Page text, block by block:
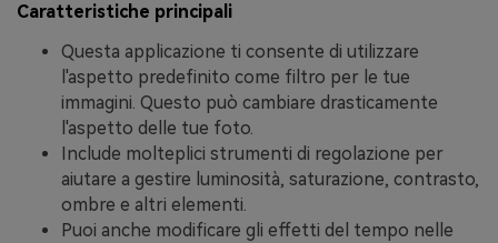
Caratteristiche principali
Questa applicazione ti consente di utilizzare
l'aspetto predefinito come filtro per le tue
immagini. Questo può cambiare drasticamente
l'aspetto delle tue foto.
Include molteplici strumenti di regolazione per
aiutare a gestire luminosità, saturazione, contrasto,
ombre e altri elementi.
Puoi anche modificare gli effetti del tempo nelle